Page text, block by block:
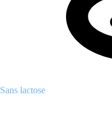
Sans lactose